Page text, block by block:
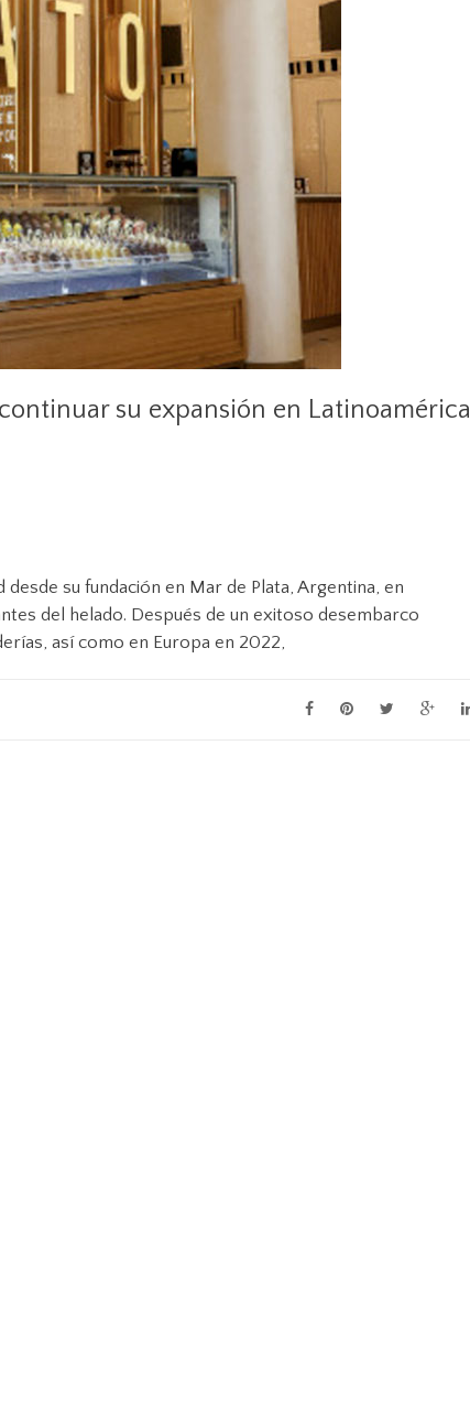
su expansión en Latinoamérica
su fundación en Mar de Plata, Argentina, en
del helado. Después de un exitoso desembarco
así como en Europa en 2022,